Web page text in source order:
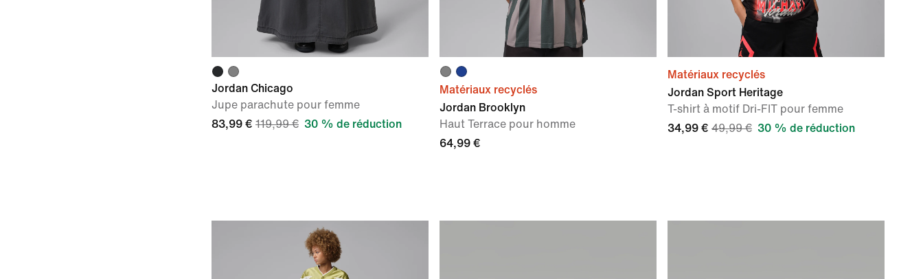
Jordan Chicago
Jupe parachute pour femme
83,99 € 119,99 € 30 % de réduction
Matériaux recyclés
Jordan Brooklyn
Haut Terrace pour homme
64,99 €
Matériaux recyclés
Jordan Sport Heritage
T-shirt à motif Dri-FIT pour femme
34,99 € 49,99 € 30 % de réduction